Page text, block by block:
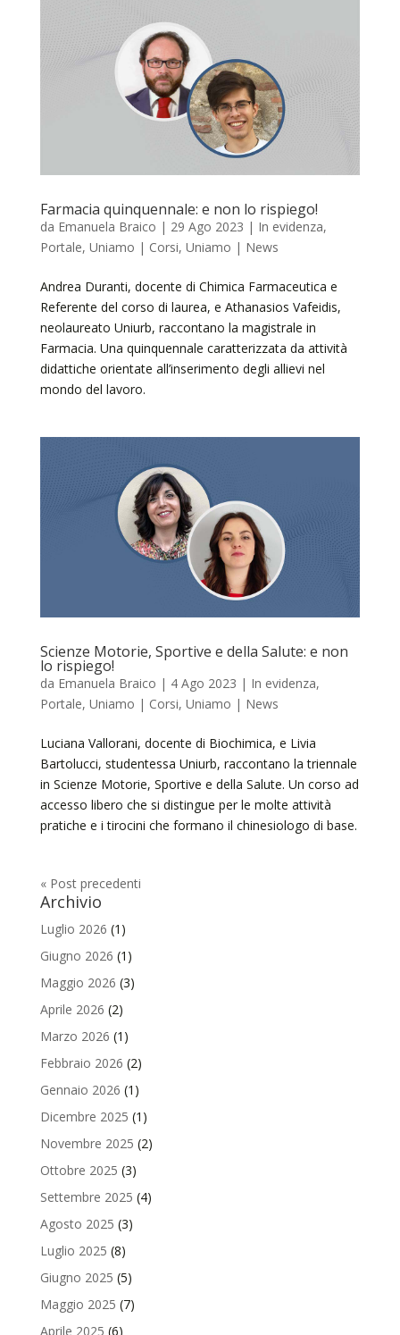
Farmacia quinquennale: e non lo rispiego!
da Emanuela Braico | 29 Ago 2023 | In evidenza,
Portale, Uniamo | Corsi, Uniamo | News
Andrea Duranti, docente di Chimica Farmaceutica e
Referente del corso di laurea, e Athanasios Vafeidis,
neolaureato Uniurb, raccontano la magistrale in
Farmacia. Una quinquennale caratterizzata da attività
didattiche orientate all’inserimento degli allievi nel
mondo del lavoro.
Scienze Motorie, Sportive e della Salute: e non
lo rispiego!
da Emanuela Braico | 4 Ago 2023 | In evidenza,
Portale, Uniamo | Corsi, Uniamo | News
Luciana Vallorani, docente di Biochimica, e Livia
Bartolucci, studentessa Uniurb, raccontano la triennale
in Scienze Motorie, Sportive e della Salute. Un corso ad
accesso libero che si distingue per le molte attività
pratiche e i tirocini che formano il chinesiologo di base.
« Post precedenti
Archivio
Luglio 2026 (1)
Giugno 2026 (1)
Maggio 2026 (3)
Aprile 2026 (2)
Marzo 2026 (1)
Febbraio 2026 (2)
Gennaio 2026 (1)
Dicembre 2025 (1)
Novembre 2025 (2)
Ottobre 2025 (3)
Settembre 2025 (4)
Agosto 2025 (3)
Luglio 2025 (8)
Giugno 2025 (5)
Maggio 2025 (7)
Aprile 2025 (6)